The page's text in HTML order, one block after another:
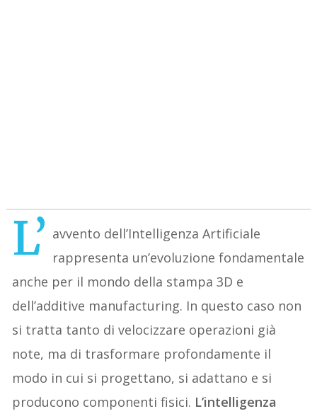
L’ avvento dell’Intelligenza Artificiale
rappresenta un’evoluzione fondamentale
anche per il mondo della stampa 3D e
dell’additive manufacturing. In questo caso non
si tratta tanto di velocizzare operazioni già
note, ma di trasformare profondamente il
modo in cui si progettano, si adattano e si
producono componenti fisici. L’intelligenza